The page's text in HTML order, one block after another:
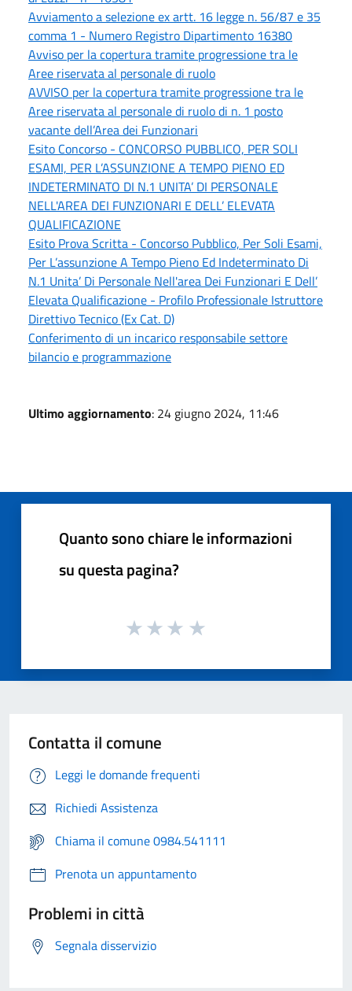
Avviamento a selezione ex artt. 16 legge n. 56/87 e 35
comma 1 - Numero Registro Dipartimento 16380
Avviso per la copertura tramite progressione tra le
Aree riservata al personale di ruolo
AVVISO per la copertura tramite progressione tra le
Aree riservata al personale di ruolo di n. 1 posto
vacante dell’Area dei Funzionari
Esito Concorso - CONCORSO PUBBLICO, PER SOLI
ESAMI, PER L’ASSUNZIONE A TEMPO PIENO ED
INDETERMINATO DI N.1 UNITA’ DI PERSONALE
NELL'AREA DEI FUNZIONARI E DELL’ ELEVATA
QUALIFICAZIONE
Esito Prova Scritta - Concorso Pubblico, Per Soli Esami,
Per L’assunzione A Tempo Pieno Ed Indeterminato Di
N.1 Unita’ Di Personale Nell'area Dei Funzionari E Dell’
Elevata Qualificazione - Profilo Professionale Istruttore
Direttivo Tecnico (Ex Cat. D)
Conferimento di un incarico responsabile settore
bilancio e programmazione
Ultimo aggiornamento: 24 giugno 2024, 11:46
Quanto sono chiare le informazioni
su questa pagina?
Contatta il comune
Leggi le domande frequenti
Richiedi Assistenza
Chiama il comune 0984.541111
Prenota un appuntamento
Problemi in città
Segnala disservizio